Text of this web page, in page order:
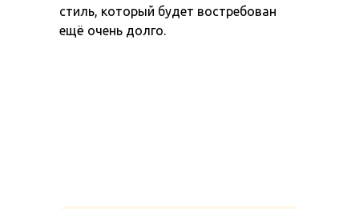
стиль, который будет востребован
ещё очень долго.